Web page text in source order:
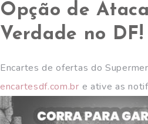
Opção de
Verdade no DF!
Encartes de ofertas do
encartesdf.com.br e ative as